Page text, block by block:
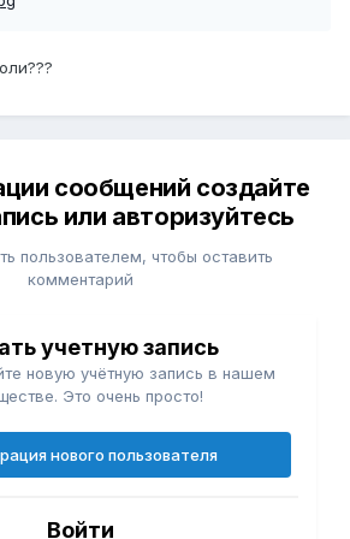
сообщений создайте
или авторизуйтесь
пользователем, чтобы оставить
комментарий
учетную запись
новую учётную запись в нашем
Это очень просто!
нового пользователя
Войти